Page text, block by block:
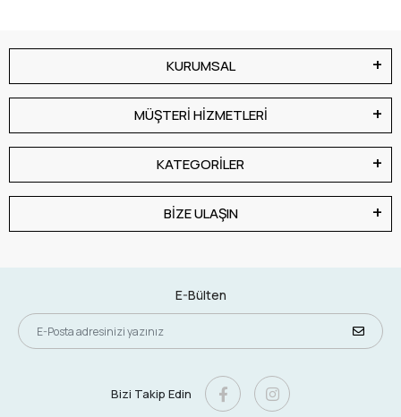
KURUMSAL
MÜŞTERİ HİZMETLERİ
KATEGORİLER
BİZE ULAŞIN
E-Bülten
Bizi Takip Edin